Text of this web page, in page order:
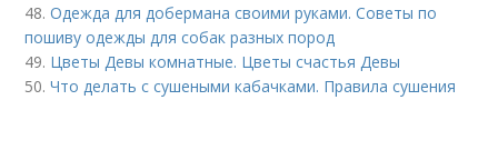
48.Одежда для добермана своими руками. Советы по
пошиву одежды для собак разных пород
49. Цветы Девы комнатные. Цветы счастья Девы
50.Что делать с сушеными кабачками. Правила сушения